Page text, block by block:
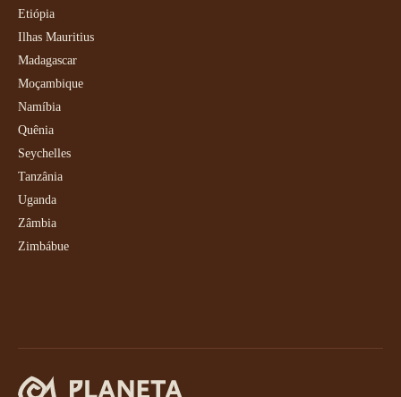
Etiópia
Ilhas Mauritius
Madagascar
Moçambique
Namíbia
Quênia
Seychelles
Tanzânia
Uganda
Zâmbia
Zimbábue